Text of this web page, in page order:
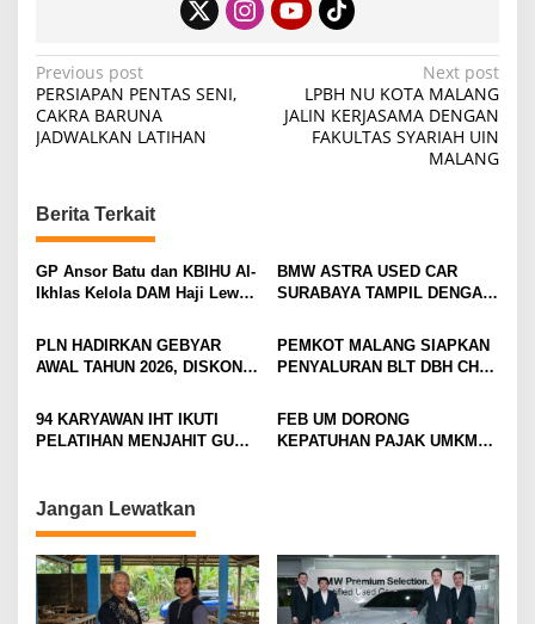
P
o
s
n
a
v
g
a
t
i
n
Previous post
PERSIAPAN PENTAS SENI,
CAKRA BARUNA
JADWALKAN LATIHAN
Next post
LPBH NU KOTA MALANG
JALIN KERJASAMA DENGAN
FAKULTAS SYARIAH UIN
MALANG
Berita Terkait
GP Ansor Batu dan KBIHU Al-
Ikhlas Kelola DAM Haji Lewat
BMW ASTRA USED CAR
SURABAYA TAMPIL DENGAN
PELANGGAN DI JATIM
DENGAN FASILITAS
PLN HADIRKAN GEBYAR
AWAL TAHUN 2026, DISKON
PERSEN
PEMKOT MALANG SIAPKAN
PENYALURAN BLT DBH CHT
ROKOK
94 KARYAWAN IHT IKUTI
PELATIHAN MENJAHIT GUNA
FEB UM DORONG
KEPATUHAN PAJAK UMKM
Jangan Lewatkan